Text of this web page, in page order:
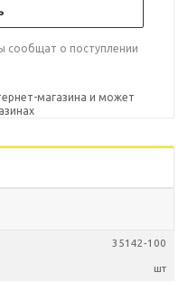
сообщат о поступлении
магазина и может